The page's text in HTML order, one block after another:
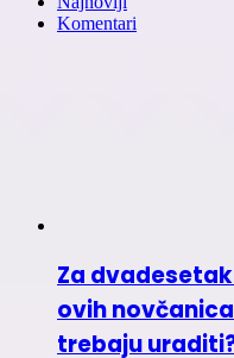
Komentari
Za
ovih
trebaju